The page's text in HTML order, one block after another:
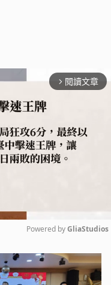
arrow_forward_ios 閱讀文章
Mute
Powered by GliaStudios